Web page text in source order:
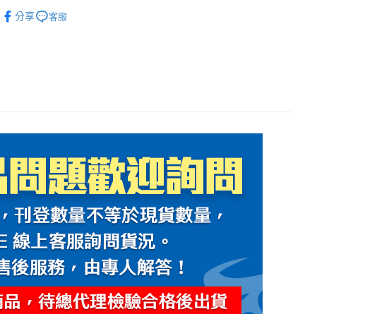
分享 客服